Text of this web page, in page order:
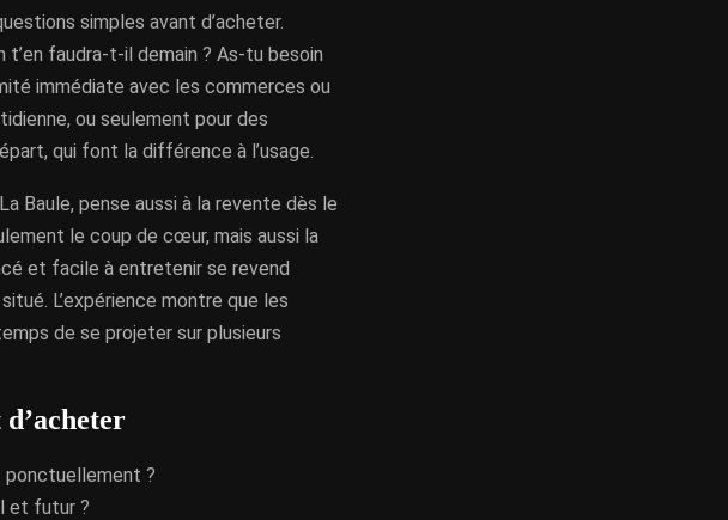
simples avant d’acheter.
t’en faudra-t-il demain ? As-tu besoin
immédiate avec les commerces ou
ou seulement pour des
qui font la différence à l’usage.
Baule, pense aussi à la revente dès le
le coup de cœur, mais aussi la
et facile à entretenir se revend
L’expérience montre que les
de se projeter sur plusieurs
ponctuellement ?
et futur ?